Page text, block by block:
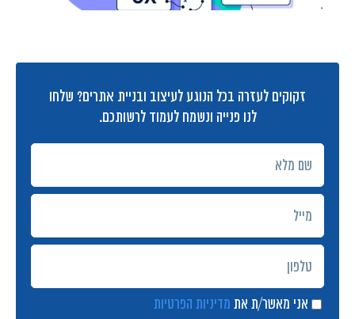
זקוקים לעזרה בכל הנוגע לעיצוב ובניית אתרים? שלחו
לנו פנייה ונשמח לעמוד לרשותכם.
אני מאשר/ת את מדיניות הפרטיות